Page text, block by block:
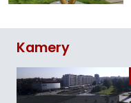
Kamery